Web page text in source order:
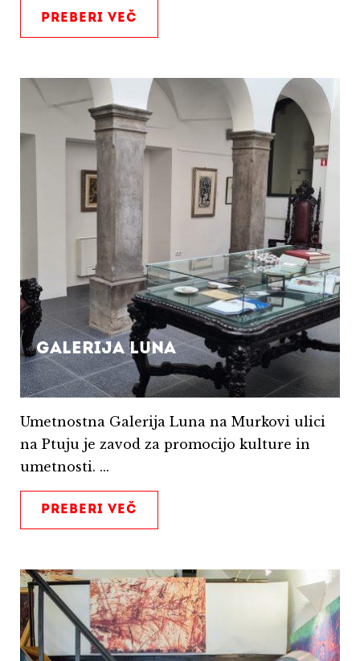
PREBERI VEČ
Galerija Luna
Umetnostna Galerija Luna na Murkovi ulici
na Ptuju je zavod za promocijo kulture in
umetnosti. ...
PREBERI VEČ